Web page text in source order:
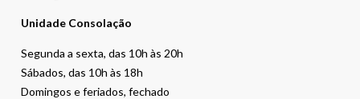
Unidade Consolação
Segunda a sexta, das 10h às 20h
Sábados, das 10h às 18h
Domingos e feriados, fechado